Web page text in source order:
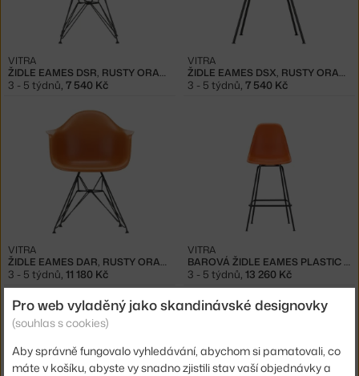
ŽIDLE EAMES DSR, RUSTY ORANGE
VITRA
3 - 5 týdnů 7 540 Kč
ŽIDLE EAMES DSX, RUSTY ORANGE
VITRA
3 - 5 týdnů 7 540 Kč
ŽIDLE EAMES DAR, RUSTY ORANGE
VITRA
3 - 5 týdnů, 11 180 Kč
BAROVÁ ŽIDLE EAMES PLASTIC LOW, RUSTY ORANGE
VITRA
3 - 5 týdnů, 13 260 Kč
Pro web vyladěný jako skandinávské designovky
(souhlas s cookies)
Aby správně fungovalo vyhledávání, abychom si pamatovali, co
máte v košíku, abyste vy snadno zjistili stav vaší objednávky a